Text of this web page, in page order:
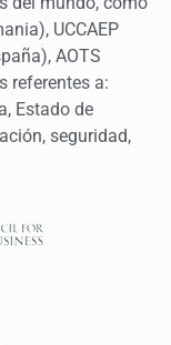
UCCAEP
AOTS
referentes a:
Estado de
seguridad,